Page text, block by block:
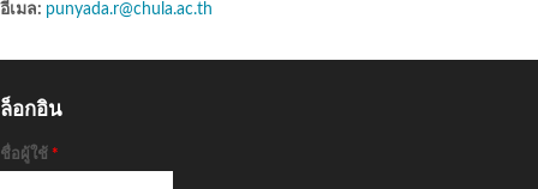
อีเมล: punyada.r@chula.ac.th
ล็อกอิน
ชื่อผู้ใช้ *